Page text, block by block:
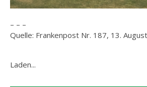
– – –
Quelle: Frankenpost Nr. 187, 13.
Laden...